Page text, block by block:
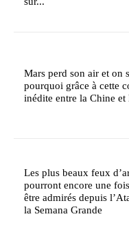
Mars perd son air et on
pourquoi grâce à cette
inédite entre la Chine et
Les plus beaux feux
pourront encore une
être admirés depuis
la Semana Grande